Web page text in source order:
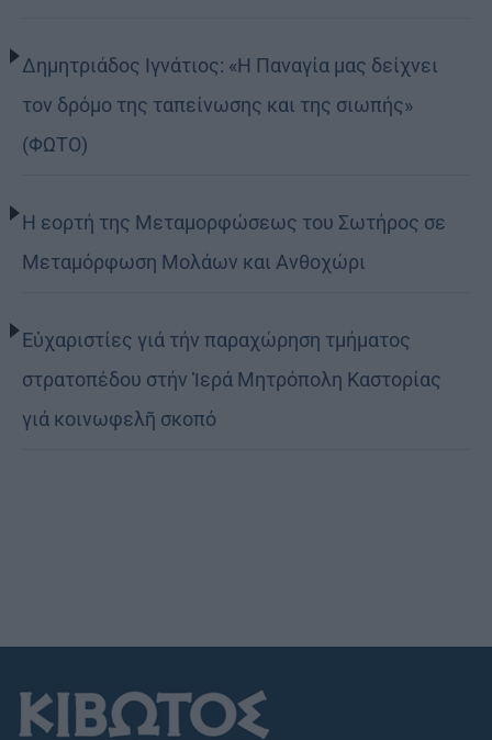
Δημητριάδος Ιγνάτιος: «Η Παναγία μας δείχνει
τον δρόμο της ταπείνωσης και της σιωπής»
(ΦΩΤΟ)
Η εορτή της Μεταμορφώσεως του Σωτήρος σε
Μεταμόρφωση Μολάων και Ανθοχώρι
Εὐχαριστίες γιά τήν παραχώρηση τμήματος
στρατοπέδου στήν Ἱερά Μητρόπολη Καστορίας
γιά κοινωφελῆ σκοπό